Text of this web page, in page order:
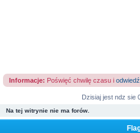
Informacje: Poświęć chwilę czasu i
Dzisiaj jest ndz sie
Na tej witrynie nie ma forów.